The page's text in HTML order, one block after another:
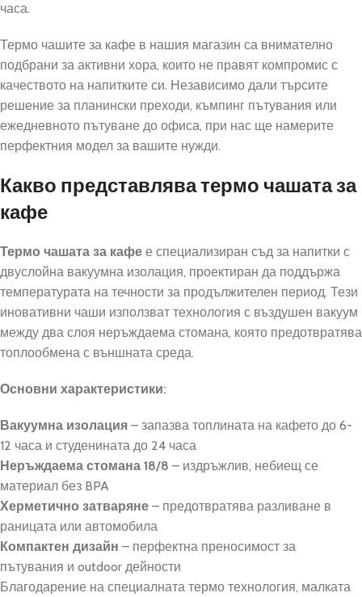
часа.
Термо чашите за кафе в нашия магазин са внимателно
подбрани за активни хора, които не правят компромис с
качеството на напитките си. Независимо дали търсите
решение за планински преходи, къмпинг пътувания или
ежедневното пътуване до офиса, при нас ще намерите
перфектния модел за вашите нужди.
Какво представлява термо чашата за
кафе
Термо чашата за кафе е специализиран съд за напитки с
двуслойна вакуумна изолация, проектиран да поддържа
температурата на течности за продължителен период. Тези
иновативни чаши използват технология с въздушен вакуум
между два слоя неръждаема стомана, която предотвратява
топлообмена с външната среда.
Основни характеристики:
Вакуумна изолация – запазва топлината на кафето до 6-
12 часа и студенината до 24 часа
Неръждаема стомана 18/8 – издръжлив, небиещ се
материал без BPA
Херметично затваряне – предотвратява разливане в
раницата или автомобила
Компактен дизайн – перфектна преносимост за
пътувания и outdoor дейности
Благодарение на специалната термо технология, малката